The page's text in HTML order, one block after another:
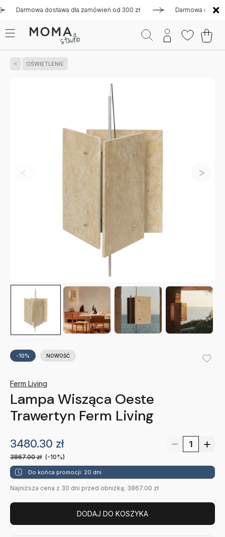
dostawa dla zamówień od 300 zł Darmowa dostawa
OŚWIETLENIE
-10% NOWOŚĆ
Ferm Living
Lampa Wisząca Oeste
Trawertyn Ferm Living
3480.30 zł
3867.00zł (-10%)
Do końca promocji: 20 dni
Najniższa cena z 30 dni przed obniżką: 3867.00 zł
DODAJ DO KOSZYKA